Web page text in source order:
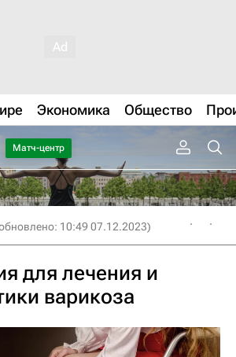
Экономика Общество
Матч-центр
10:49 07.12.2023)
для лечения и
варикоза